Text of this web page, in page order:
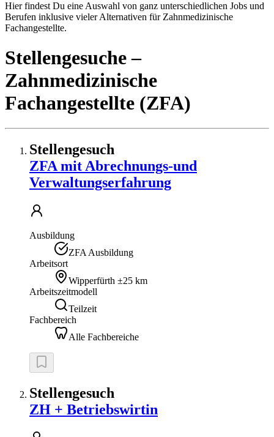
Hier findest Du eine Auswahl von ganz unterschiedlichen Jobs und
Berufen inklusive vieler Alternativen für Zahnmedizinische
Fachangestellte.
Stellengesuche–
Zahnmedizinische
Fachangestellte (ZFA)
Stellengesuch
ZFA mit Abrechnungs-und
Verwaltungserfahrung
Ausbildung
ZFA Ausbildung
Arbeitsort
Wipperfürth ±25 km
Arbeitszeitmodell
Teilzeit
Fachbereich
Alle Fachbereiche
Stellengesuch
ZH + Betriebswirtin